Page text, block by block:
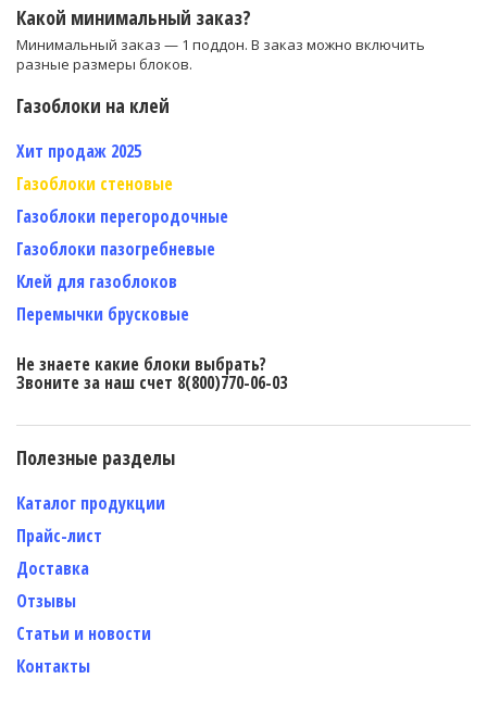
Какой минимальный заказ?
Минимальный заказ — 1 поддон. В заказ можно включить
разные размеры блоков.
Газоблоки на клей
Хит продаж 2025
Газоблоки стеновые
Газоблоки перегородочные
Газоблоки пазогребневые
Клей для газоблоков
Перемычки брусковые
Не знаете какие блоки выбрать?
Звоните за наш счет 8(800)770-06-03
Полезные разделы
Каталог продукции
Прайс-лист
Доставка
Отзывы
Статьи и новости
Контакты